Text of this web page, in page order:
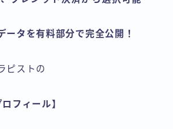
ータを有料部分で完全公開！
ピストの
フィール】